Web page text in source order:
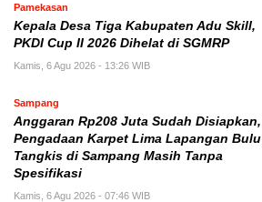
Pamekasan
Kepala Desa Tiga Kabupaten Adu Skill,
PKDI Cup II 2026 Dihelat di SGMRP
Kamis, 6 Agu 2026 - 13:26 WIB
Sampang
Anggaran Rp208 Juta Sudah Disiapkan,
Pengadaan Karpet Lima Lapangan Bulu
Tangkis di Sampang Masih Tanpa
Spesifikasi
Kamis, 6 Agu 2026 - 07:46 WIB